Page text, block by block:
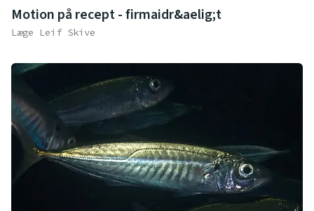
Motion på recept - firmaidr&aelig;t
Læge Leif Skive